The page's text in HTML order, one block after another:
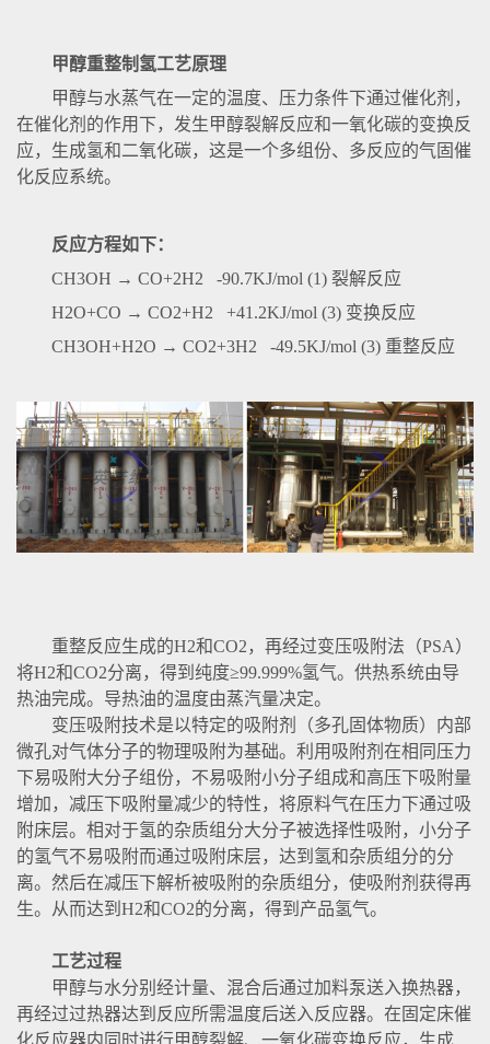
甲醇重整制氢工艺原理
甲醇与水蒸气在一定的温度、压力条件下通过催化剂，
在催化剂的作用下，发生甲醇裂解反应和一氧化碳的变换反
应，生成氢和二氧化碳，这是一个多组份、多反应的气固催
化反应系统。
反应方程如下：
CH3OH → CO+2H2 -90.7KJ/mol (1) 裂解反应
H2O+CO → CO2+H2 +41.2KJ/mol (3) 变换反应
CH3OH+H2O → CO2+3H2 -49.5KJ/mol (3) 重整反应
重整反应生成的H2和CO2，再经过变压吸附法（PSA）
将H2和CO2分离，得到纯度≥99.999%氢气。供热系统由导
热油完成。导热油的温度由蒸汽量决定。
变压吸附技术是以特定的吸附剂（多孔固体物质）内部
微孔对气体分子的物理吸附为基础。利用吸附剂在相同压力
下易吸附大分子组份，不易吸附小分子组成和高压下吸附量
增加，减压下吸附量减少的特性，将原料气在压力下通过吸
附床层。相对于氢的杂质组分大分子被选择性吸附，小分子
的氢气不易吸附而通过吸附床层，达到氢和杂质组分的分
离。然后在减压下解析被吸附的杂质组分，使吸附剂获得再
生。从而达到H2和CO2的分离，得到产品氢气。
工艺过程
甲醇与水分别经计量、混合后通过加料泵送入换热器，
再经过过热器达到反应所需温度后送入反应器。在固定床催